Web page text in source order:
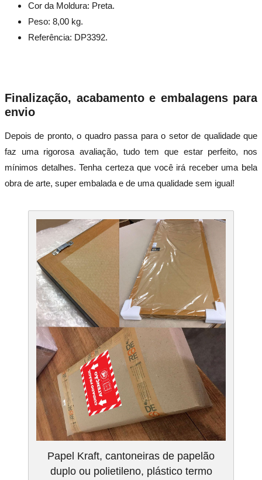
Cor da Moldura: Preta.
Peso: 8,00 kg.
Referência: DP3392.
Finalização, acabamento e embalagens para
envio
Depois de pronto, o quadro passa para o setor de qualidade que
faz uma rigorosa avaliação, tudo tem que estar perfeito, nos
mínimos detalhes. Tenha certeza que você irá receber uma bela
obra de arte, super embalada e de uma qualidade sem igual!
Papel Kraft, cantoneiras de papelão
duplo ou polietileno, plástico termo